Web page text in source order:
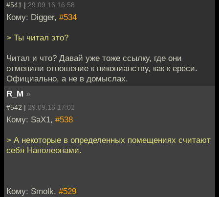
#541 | 29.09.16 16:58
Кому: Digger, #534
> Ты читал это?
Читал и что? Давай уже тоже ссылку, где они
отменили отношение к никонианству, как к ереси.
Официально, а не в домыслах.
R_M »
#542 | 29.09.16 17:02
Кому: SaX1, #538
> А некоторые в определенных помещениях считают
себя Наполеонами.
Кому: Smolk, #529